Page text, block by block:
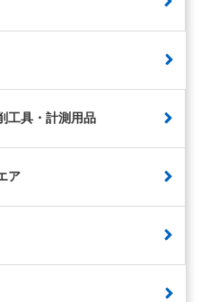
工具・計測用品
ア